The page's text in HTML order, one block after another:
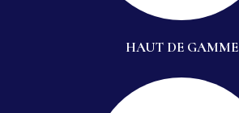
HAUT DE GAMME